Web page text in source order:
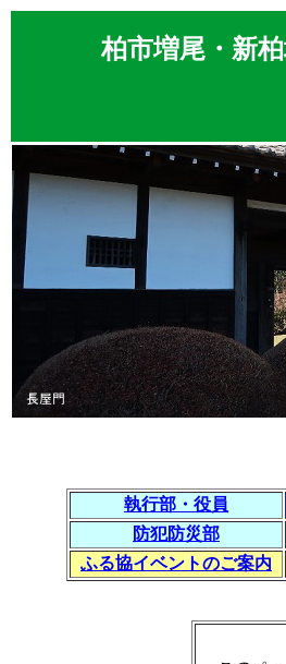
柏市増尾・新
執行部・役員
防犯防災部
ふる協イベントのご案内